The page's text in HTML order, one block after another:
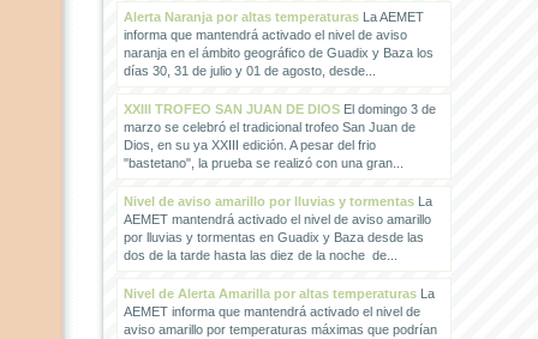
Alerta Naranja por altas temperaturasLa AEMET
informa que mantendrá activado el nivel de aviso
naranja en el ámbito geográfico de Guadix y Baza los
días 30, 31 de julio y 01 de agosto, desde...
XXIII TROFEO SAN JUAN DE DIOSEl domingo 3 de
marzo se celebró el tradicional trofeo San Juan de
Dios, en su ya XXIII edición. A pesar del frio
"bastetano", la prueba se realizó con una gran...
Nivel de aviso amarillo por lluvias y tormentasLa
AEMET mantendrá activado el nivel de aviso amarillo
por lluvias y tormentas en Guadix y Baza desde las
dos de la tarde hasta las diez de la noche de...
Nivel de Alerta Amarilla por altas temperaturasLa
AEMET informa que mantendrá activado el nivel de
aviso amarillo por temperaturas máximas que podrían